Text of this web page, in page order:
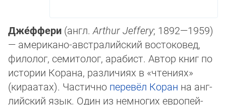
Дже́ффери (англ. Arthur Jeffery; 1892—1959)
— американо-австралийский вос­токовед,
фило­лог, семитолог, арабист. Автор книг по
истории Ко­ра­на, различиях в «чтениях»
(кира­атах). Частично перевёл Коран на анг­
лий­ский язык. Один из немногих европей­